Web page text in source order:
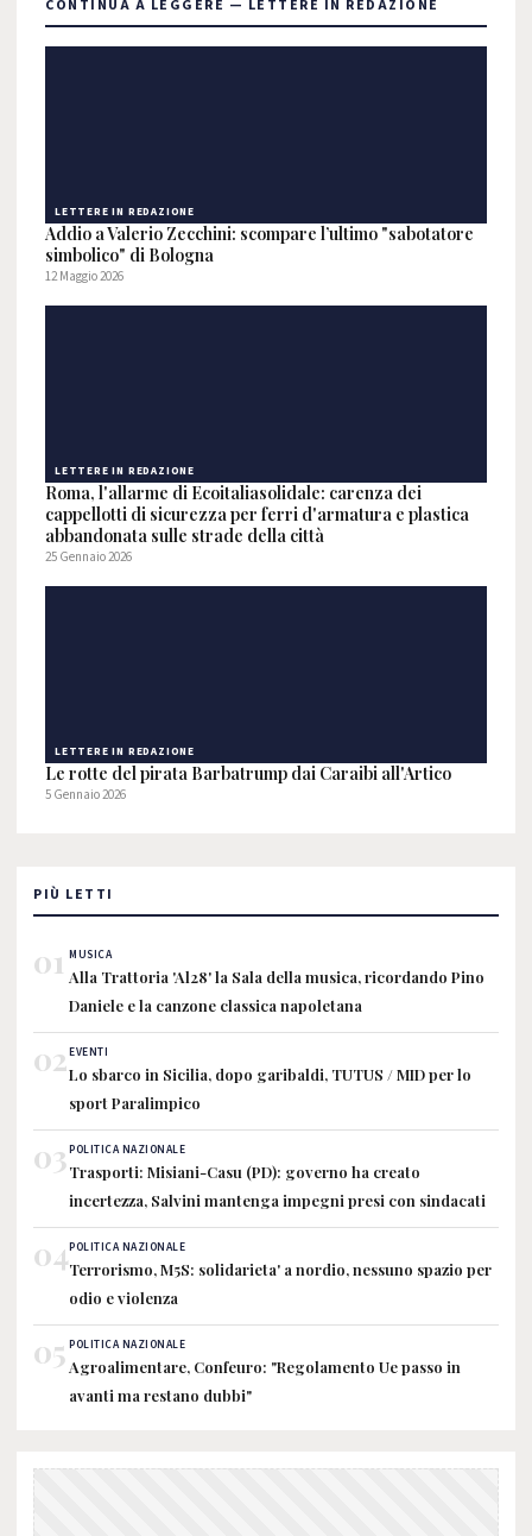
CONTINUA A LEGGERE — LETTERE IN REDAZIONE
LETTERE IN REDAZIONE
Addio a Valerio Zecchini: scompare l’ultimo "sabotatore
simbolico" di Bologna
12 Maggio 2026
LETTERE IN REDAZIONE
Roma, l'allarme di Ecoitaliasolidale: carenza dei
cappellotti di sicurezza per ferri d'armatura e plastica
abbandonata sulle strade della città
25 Gennaio 2026
LETTERE IN REDAZIONE
Le rotte del pirata Barbatrump dai Caraibi all'Artico
5 Gennaio 2026
PIÙ LETTI
01 MUSICA
Alla Trattoria 'Al28' la Sala della musica, ricordando Pino
Daniele e la canzone classica napoletana
02EVENTI
Lo sbarco in Sicilia, dopo garibaldi, TUTUS / MID per lo
sport Paralimpico
03POLITICA NAZIONALE
Trasporti: Misiani-Casu (PD): governo ha creato
incertezza, Salvini mantenga impegni presi con sindacati
04POLITICA NAZIONALE
Terrorismo, M5S: solidarieta' a nordio, nessuno spazio per
odio e violenza
05 POLITICA NAZIONALE
Agroalimentare, Confeuro: "Regolamento Ue passo in
avanti ma restano dubbi"